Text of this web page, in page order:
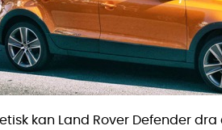
kan Land Rover Defender